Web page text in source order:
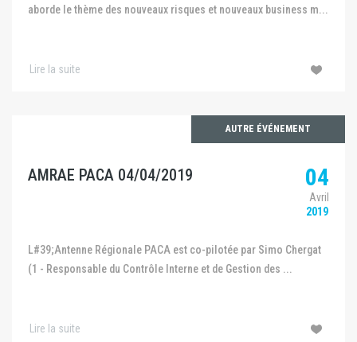
aborde le thème des nouveaux risques et nouveaux business m...
Lire la suite
AUTRE ÉVÉNEMENT
AMRAE PACA 04/04/2019 04
Avril
2019
L#39;Antenne Régionale PACA est co-pilotée par Simo Chergat
(1 - Responsable du Contrôle Interne et de Gestion des ...
Lire la suite